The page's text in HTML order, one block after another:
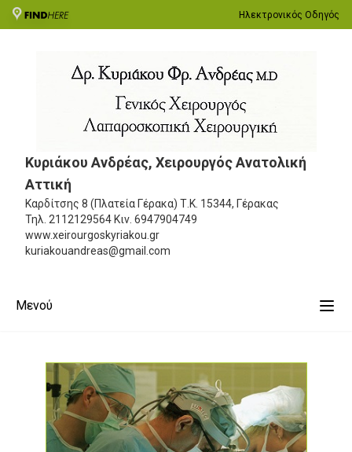
Ηλεκτρονικός Οδηγός
Κυριάκου Ανδρέας, Χειρουργός Ανατολική
Αττική
Καρδίτσης 8 (Πλατεία Γέρακα) Τ.Κ. 15344, Γέρακας
Τηλ. 2112129564 Κιν. 6947904749
www.xeirourgoskyriakou.gr
kuriakouandreas@gmail.com
Μενού